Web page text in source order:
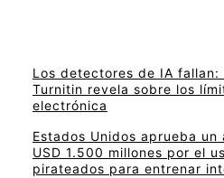
Los detectores de IA
Turnitin revela sobre los
electrónica
Estados Unidos aprueba
USD 1.500 millones por el
pirateados para entrenar